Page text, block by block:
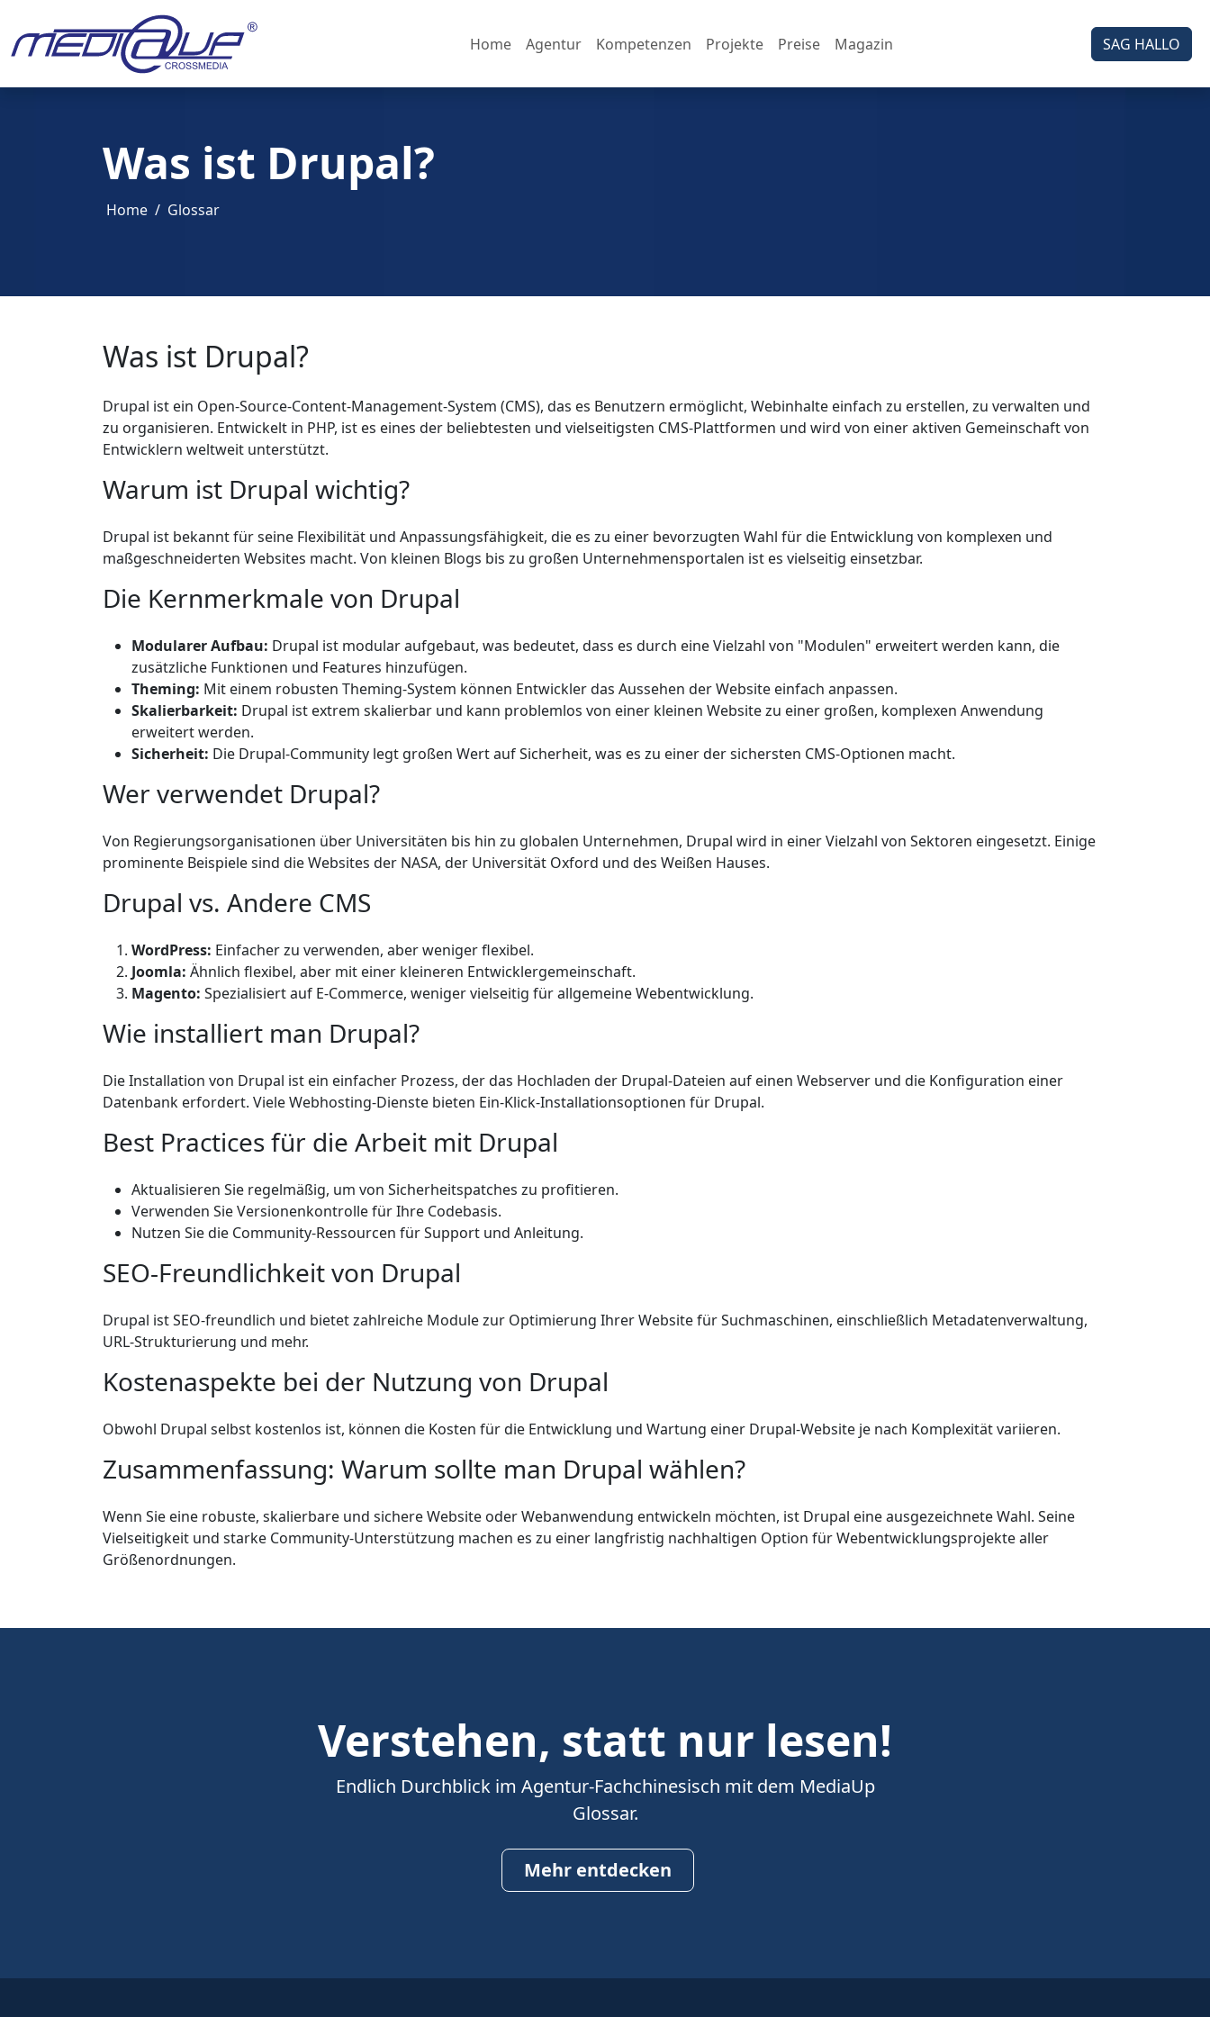
Home Agentur Kompetenzen Projekte Preise Magazin SAG HALLO
Was ist Drupal?
Home Glossar
Was ist Drupal?
Drupal ist ein Open-Source-Content-Management-System (CMS), das es Benutzern ermöglicht, Webinhalte einfach zu erstellen, zu verwalten und
zu organisieren. Entwickelt in PHP, ist es eines der beliebtesten und vielseitigsten CMS-Plattformen und wird von einer aktiven Gemeinschaft von
Entwicklern weltweit unterstützt.
Warum ist Drupal wichtig?
Drupal ist bekannt für seine Flexibilität und Anpassungsfähigkeit, die es zu einer bevorzugten Wahl für die Entwicklung von komplexen und
maßgeschneiderten Websites macht. Von kleinen Blogs bis zu großen Unternehmensportalen ist es vielseitig einsetzbar.
Die Kernmerkmale von Drupal
Modularer Aufbau: Drupal ist modular aufgebaut, was bedeutet, dass es durch eine Vielzahl von "Modulen" erweitert werden kann, die
zusätzliche Funktionen und Features hinzufügen.
Theming: Mit einem robusten Theming-System können Entwickler das Aussehen der Website einfach anpassen.
Skalierbarkeit: Drupal ist extrem skalierbar und kann problemlos von einer kleinen Website zu einer großen, komplexen Anwendung
erweitert werden.
Sicherheit: Die Drupal-Community legt großen Wert auf Sicherheit, was es zu einer der sichersten CMS-Optionen macht.
Wer verwendet Drupal?
Von Regierungsorganisationen über Universitäten bis hin zu globalen Unternehmen, Drupal wird in einer Vielzahl von Sektoren eingesetzt. Einige
prominente Beispiele sind die Websites der NASA, der Universität Oxford und des Weißen Hauses.
Drupal vs. Andere CMS
WordPress: Einfacher zu verwenden, aber weniger flexibel.
Joomla: Ähnlich flexibel, aber mit einer kleineren Entwicklergemeinschaft.
Magento: Spezialisiert auf E-Commerce, weniger vielseitig für allgemeine Webentwicklung.
Wie installiert man Drupal?
Die Installation von Drupal ist ein einfacher Prozess, der das Hochladen der Drupal-Dateien auf einen Webserver und die Konfiguration einer
Datenbank erfordert. Viele Webhosting-Dienste bieten Ein-Klick-Installationsoptionen für Drupal.
Best Practices für die Arbeit mit Drupal
Aktualisieren Sie regelmäßig, um von Sicherheitspatches zu profitieren.
Verwenden Sie Versionenkontrolle für Ihre Codebasis.
Nutzen Sie die Community-Ressourcen für Support und Anleitung.
SEO-Freundlichkeit von Drupal
Drupal ist SEO-freundlich und bietet zahlreiche Module zur Optimierung Ihrer Website für Suchmaschinen, einschließlich Metadatenverwaltung,
URL-Strukturierung und mehr.
Kostenaspekte bei der Nutzung von Drupal
Obwohl Drupal selbst kostenlos ist, können die Kosten für die Entwicklung und Wartung einer Drupal-Website je nach Komplexität variieren.
Zusammenfassung: Warum sollte man Drupal wählen?
Wenn Sie eine robuste, skalierbare und sichere Website oder Webanwendung entwickeln möchten, ist Drupal eine ausgezeichnete Wahl. Seine
Vielseitigkeit und starke Community-Unterstützung machen es zu einer langfristig nachhaltigen Option für Webentwicklungsprojekte aller
Größenordnungen.
Verstehen, statt nur lesen!
Endlich Durchblick im Agentur-Fachchinesisch mit dem MediaUp
Glossar.
Mehr entdecken